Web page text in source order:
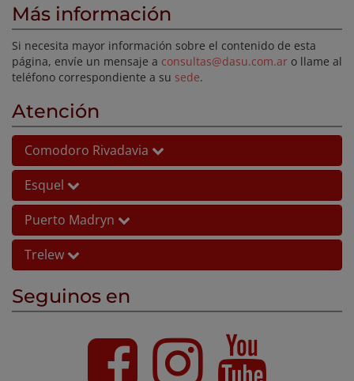
Más información
Si necesita mayor información sobre el contenido de esta
página, envíe un mensaje a consultas@dasu.com.ar o llame al
teléfono correspondiente a su sede.
Atención
Comodoro Rivadavia
Esquel
Puerto Madryn
Trelew
Seguinos en